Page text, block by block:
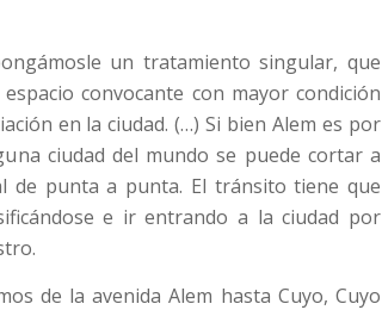
un tratamiento singular, que
convocante con mayor condición
en la ciudad. (…) Si bien Alem es por
ciudad del mundo se puede cortar a
de punta a punta. El tránsito tiene que
e ir entrando a la ciudad por
de la avenida Alem hasta Cuyo, Cuyo